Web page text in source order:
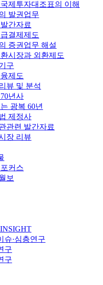
제투자대조표의 이해
발권업무
간자료
결제제도
증권업무 해설
시장과 외환제도
구
제도
뷰 및 분석
년사
광복 60년
제정사
관련 발간자료
장 리뷰
커스
보
슈·심층연구
구
구